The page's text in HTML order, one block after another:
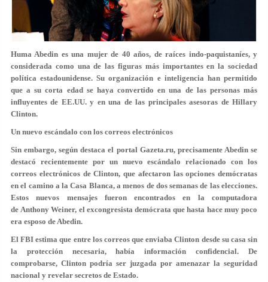
Huma Abedin es una mujer de 40 años, de raíces indo-paquistaníes, y
considerada como una de las figuras más importantes en la sociedad
política estadounidense. Su organización e inteligencia han permitido
que a su corta edad se haya convertido en una de las personas más
influyentes de EE.UU. y en una de las principales asesoras de Hillary
Clinton.
Un nuevo escándalo con los correos electrónicos
Sin embargo, según destaca el portal Gazeta.ru, precisamente Abedin se
destacó recientemente por un nuevo escándalo relacionado con los
correos electrónicos de Clinton, que afectaron las opciones demócratas
en el camino a la Casa Blanca, a menos de dos semanas de las elecciones.
Estos nuevos mensajes fueron encontrados en la computadora
de Anthony Weiner, el excongresista demócrata que hasta hace muy poco
era esposo de Abedin.
El FBI estima que entre los correos que enviaba Clinton desde su casa sin
la protección necesaria, había información confidencial. De
comprobarse, Clinton podría ser juzgada por amenazar la seguridad
nacional y revelar secretos de Estado.